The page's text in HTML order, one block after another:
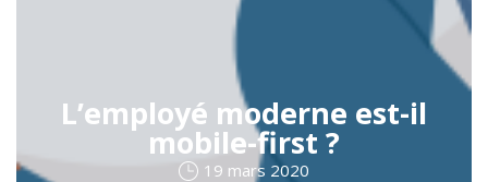
L’employé moderne est-il
mobile-first ?
19 mars 2020